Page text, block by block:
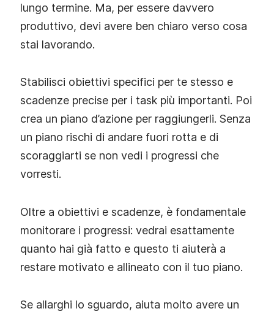
lungo termine. Ma, per essere davvero
produttivo, devi avere ben chiaro verso cosa
stai lavorando.
Stabilisci obiettivi specifici per te stesso e
scadenze precise per i task più importanti. Poi
crea un piano d’azione per raggiungerli. Senza
un piano rischi di andare fuori rotta e di
scoraggiarti se non vedi i progressi che
vorresti.
Oltre a obiettivi e scadenze, è fondamentale
monitorare i progressi: vedrai esattamente
quanto hai già fatto e questo ti aiuterà a
restare motivato e allineato con il tuo piano.
Se allarghi lo sguardo, aiuta molto avere un